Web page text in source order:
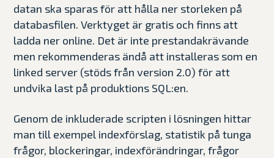
datan ska sparas för att hålla ner storleken på
databasfilen. Verktyget är gratis och finns att
ladda ner online. Det är inte prestandakrävande
men rekommenderas ändå att installeras som en
linked server (stöds från version 2.0) för att
undvika last på produktions SQL:en.
Genom de inkluderade scripten i lösningen hittar
man till exempel indexförslag, statistik på tunga
frågor, blockeringar, indexförändringar, frågor